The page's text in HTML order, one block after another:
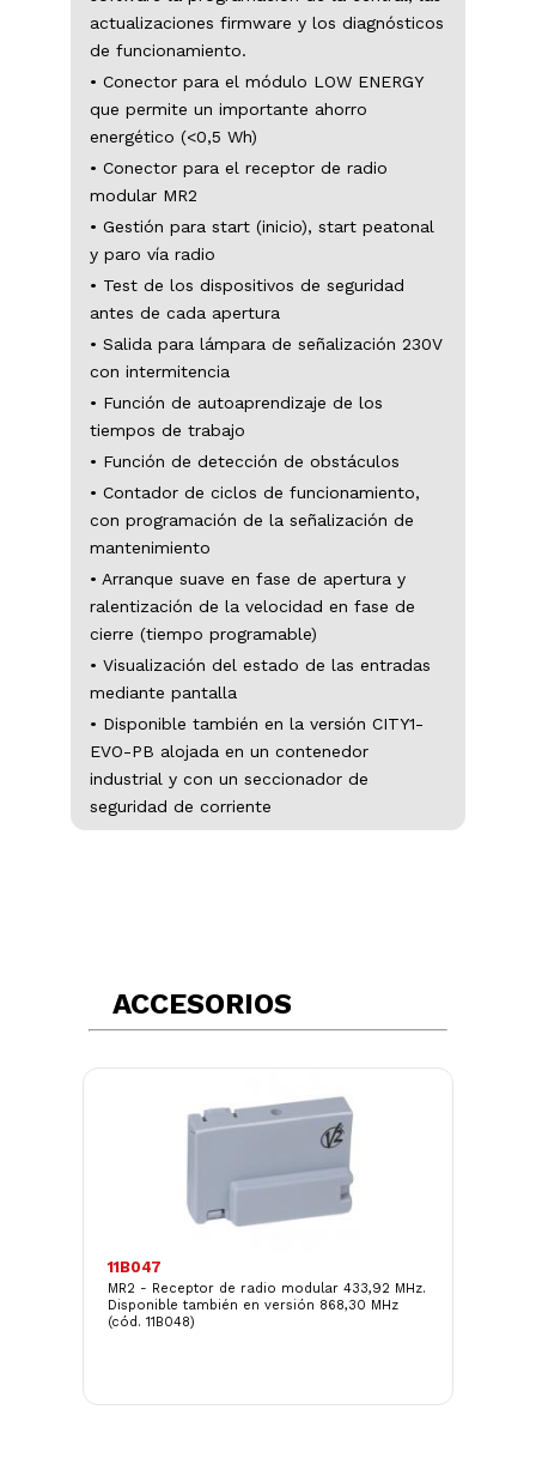
actualizaciones firmware y los diagnósticos
de funcionamiento.
• Conector para el módulo LOW ENERGY
que permite un importante ahorro
energético (<0,5 Wh)
• Conector para el receptor de radio
modular MR2
• Gestión para start (inicio), start peatonal
y paro vía radio
• Test de los dispositivos de seguridad
antes de cada apertura
• Salida para lámpara de señalización 230V
con intermitencia
• Función de autoaprendizaje de los
tiempos de trabajo
• Función de detección de obstáculos
• Contador de ciclos de funcionamiento,
con programación de la señalización de
mantenimiento
• Arranque suave en fase de apertura y
ralentización de la velocidad en fase de
cierre (tiempo programable)
• Visualización del estado de las entradas
mediante pantalla
• Disponible también en la versión CITY1-
EVO-PB alojada en un contenedor
industrial y con un seccionador de
seguridad de corriente
ACCESORIOS
11B047
MR2 - Receptor de radio modular 433,92 MHz.
Disponible también en versión 868,30 MHz
(cód. 11B048)